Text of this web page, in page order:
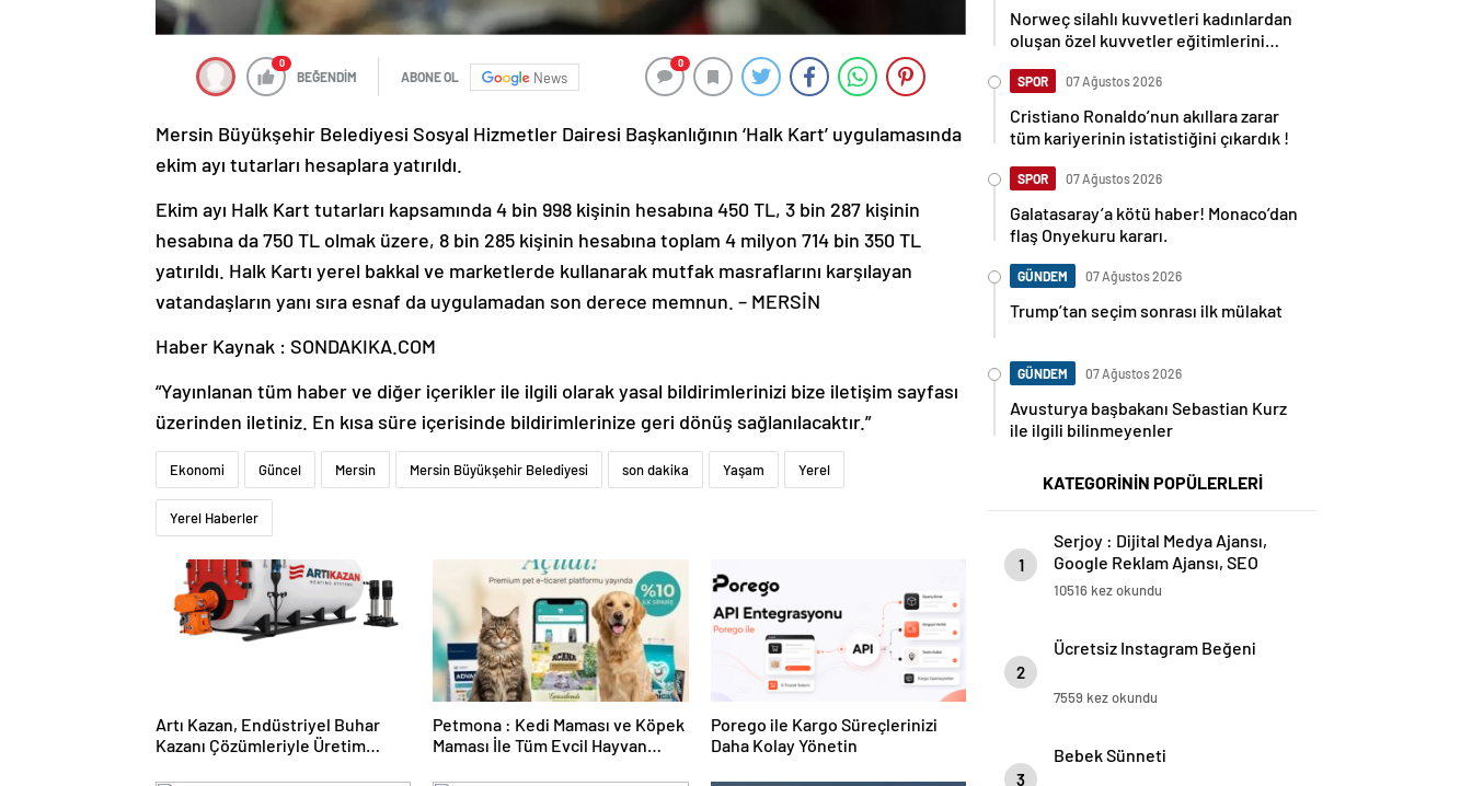
0
BEĞENDİM ABONE OL News
0
Mersin Büyükşehir Belediyesi Sosyal Hizmetler Dairesi Başkanlığının ‘Halk Kart’ uygulamasında
ekim ayı tutarları hesaplara yatırıldı.
Ekim ayı Halk Kart tutarları kapsamında 4 bin 998 kişinin hesabına 450 TL, 3 bin 287 kişinin
hesabına da 750 TL olmak üzere, 8 bin 285 kişinin hesabına toplam 4 milyon 714 bin 350 TL
yatırıldı. Halk Kartı yerel bakkal ve marketlerde kullanarak mutfak masraflarını karşılayan
vatandaşların yanı sıra esnaf da uygulamadan son derece memnun. – MERSİN
Haber Kaynak : SONDAKIKA.COM
“Yayınlanan tüm haber ve diğer içerikler ile ilgili olarak yasal bildirimlerinizi bize iletişim sayfası
üzerinden iletiniz. En kısa süre içerisinde bildirimlerinize geri dönüş sağlanılacaktır.”
Ekonomi Güncel Mersin Mersin Büyükşehir Belediyesi son dakika Yaşam Yerel
Yerel Haberler
Artı Kazan, Endüstriyel Buhar
Kazanı Çözümleriyle Üretim
Petmona : Kedi Maması ve Köpek
Maması İle Tüm Evcil Hayvan
Porego ile Kargo Süreçlerinizi
Daha Kolay Yönetin
Norweç silahlı kuvvetleri kadınlardan
oluşan özel kuvvetler eğitimlerini
SPOR 07 Ağustos 2026
Cristiano Ronaldo’nun akıllara zarar
tüm kariyerinin istatistiğini çıkardık !
SPOR 07 Ağustos 2026
Galatasaray’a kötü haber! Monaco’dan
flaş Onyekuru kararı.
GÜNDEM 07 Ağustos 2026
Trump’tan seçim sonrası ilk mülakat
GÜNDEM 07 Ağustos 2026
Avusturya başbakanı Sebastian Kurz
ile ilgili bilinmeyenler
KATEGORİNİN POPÜLERLERİ
1
Serjoy : Dijital Medya Ajansı,
Google Reklam Ajansı, SEO
Ajansı ve Web Tasarım Ajansı
10516 kez okundu
2
Ücretsiz Instagram Beğeni
7559 kez okundu
3
Bebek Sünneti